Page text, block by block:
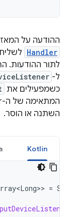
ההודעה על
Handler
לתור ההודעות.
ל-
כשמפעילים את
השתנה או הוסר.
Kotlin
> =